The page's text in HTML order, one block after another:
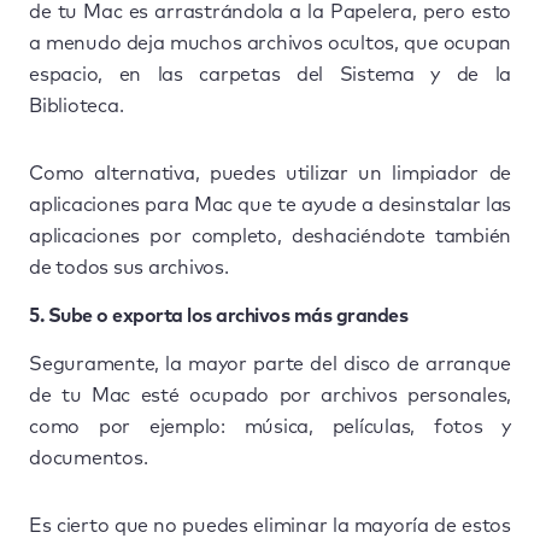
de tu Mac es arrastrándola a la Papelera, pero esto
a menudo deja muchos archivos ocultos, que ocupan
espacio, en las carpetas del Sistema y de la
Biblioteca.
Como alternativa, puedes utilizar un limpiador de
aplicaciones para Mac que te ayude a desinstalar las
aplicaciones por completo, deshaciéndote también
de todos sus archivos.
5. Sube o exporta los archivos más grandes
Seguramente, la mayor parte del disco de arranque
de tu Mac esté ocupado por archivos personales,
como por ejemplo: música, películas, fotos y
documentos.
Es cierto que no puedes eliminar la mayoría de estos